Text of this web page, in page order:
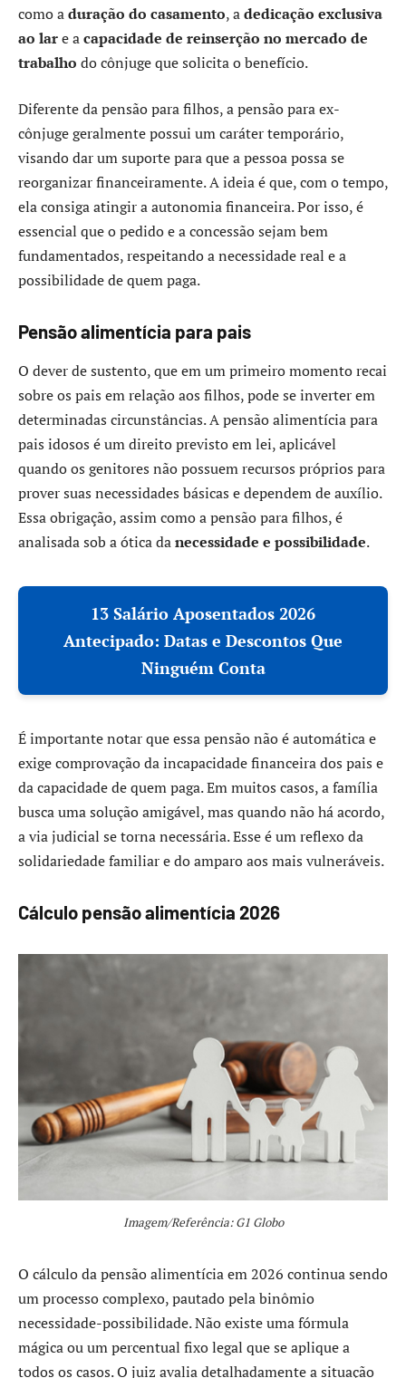
como aduração do casamento, adedicação exclusiva
ao lare acapacidade de reinserção no mercado de
trabalho do cônjuge que solicita o benefício.
Diferente da pensão para filhos, a pensão para ex-
cônjuge geralmente possui um caráter temporário,
visando dar um suporte para que a pessoa possa se
reorganizar financeiramente. A ideia é que, com o tempo,
ela consiga atingir a autonomia financeira. Por isso, é
essencial que o pedido e a concessão sejam bem
fundamentados, respeitando a necessidade real e a
possibilidade de quem paga.
Pensão alimentícia para pais
O dever de sustento, que em um primeiro momento recai
sobre os pais em relação aos filhos, pode se inverter em
determinadas circunstâncias. A pensão alimentícia para
pais idosos é um direito previsto em lei, aplicável
quando os genitores não possuem recursos próprios para
prover suas necessidades básicas e dependem de auxílio.
Essa obrigação, assim como a pensão para filhos, é
analisada sob a ótica danecessidade e possibilidade.
13 Salário Aposentados 2026
Antecipado: Datas e Descontos Que
Ninguém Conta
É importante notar que essa pensão não é automática e
exige comprovação da incapacidade financeira dos pais e
da capacidade de quem paga. Em muitos casos, a família
busca uma solução amigável, mas quando não há acordo,
a via judicial se torna necessária. Esse é um reflexo da
solidariedade familiar e do amparo aos mais vulneráveis.
Cálculo pensão alimentícia 2026
Imagem/Referência: G1 Globo
O cálculo da pensão alimentícia em 2026 continua sendo
um processo complexo, pautado pela binômio
necessidade-possibilidade. Não existe uma fórmula
mágica ou um percentual fixo legal que se aplique a
todos os casos. O juiz avalia detalhadamente a situação